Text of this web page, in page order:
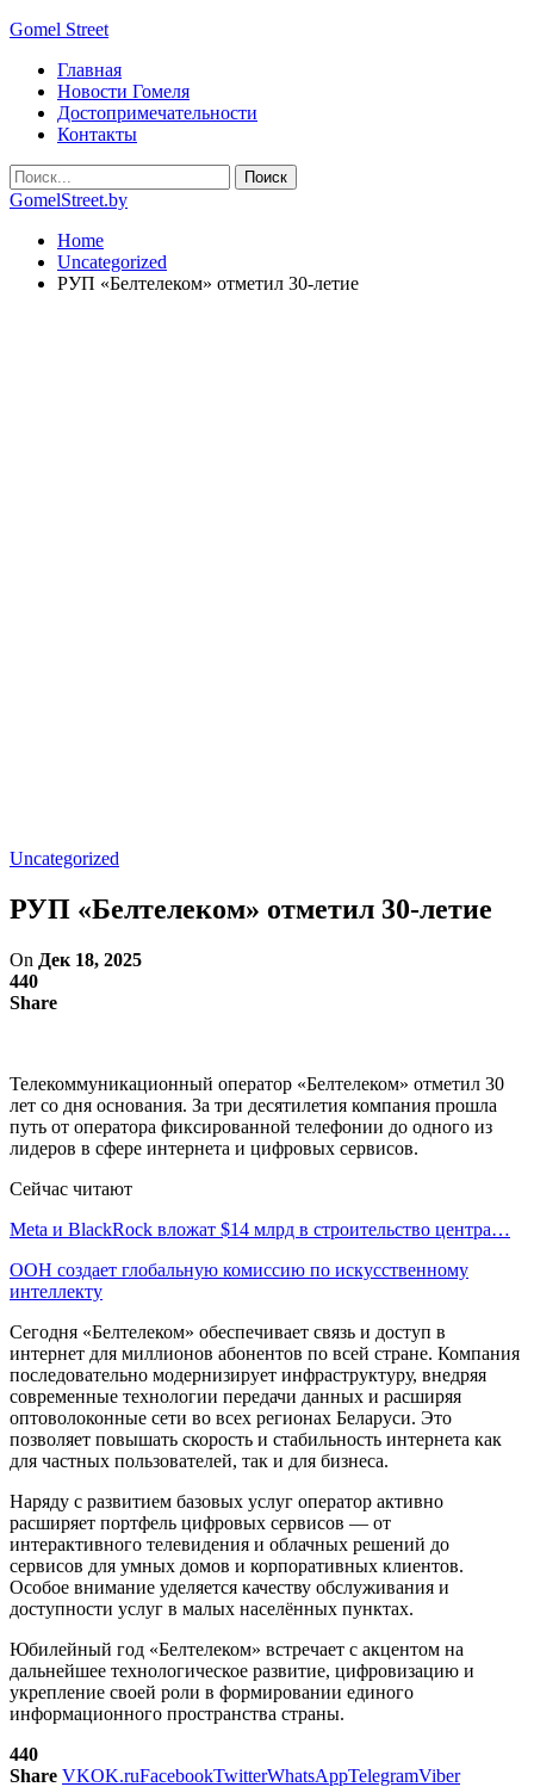
Gomel Street
Главная
Новости Гомеля
Достопримечательности
Контакты
GomelStreet.by
Home
Uncategorized
РУП «Белтелеком» отметил 30-летие
Uncategorized
РУП «Белтелеком» отметил 30-летие
On Дек 18, 2025
440
Share
Телекоммуникационный оператор «Белтелеком» отметил 30
лет со дня основания. За три десятилетия компания прошла
путь от оператора фиксированной телефонии до одного из
лидеров в сфере интернета и цифровых сервисов.
Сейчас читают
Meta и BlackRock вложат $14 млрд в строительство центра…
ООН создает глобальную комиссию по искусственному
интеллекту
Сегодня «Белтелеком» обеспечивает связь и доступ в
интернет для миллионов абонентов по всей стране. Компания
последовательно модернизирует инфраструктуру, внедряя
современные технологии передачи данных и расширяя
оптоволоконные сети во всех регионах Беларуси. Это
позволяет повышать скорость и стабильность интернета как
для частных пользователей, так и для бизнеса.
Наряду с развитием базовых услуг оператор активно
расширяет портфель цифровых сервисов — от
интерактивного телевидения и облачных решений до
сервисов для умных домов и корпоративных клиентов.
Особое внимание уделяется качеству обслуживания и
доступности услуг в малых населённых пунктах.
Юбилейный год «Белтелеком» встречает с акцентом на
дальнейшее технологическое развитие, цифровизацию и
укрепление своей роли в формировании единого
информационного пространства страны.
440
Share VKOK.ruFacebookTwitterWhatsAppTelegramViber